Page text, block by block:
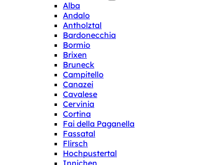
Alba
Andalo
Antholztal
Bardonecchia
Bormio
Brixen
Bruneck
Campitello
Canazei
Cavalese
Cervinia
Cortina
Fai della Paganella
Fassatal
Flirsch
Hochpustertal
Innichen